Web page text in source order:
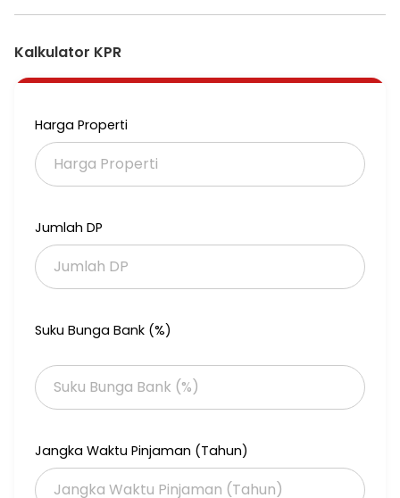
Luas Bangunan 101m2
2 Bathrooms
Full Furnished
Facility:
court, indoor table tennis court, indoor badminton court, fitness
Hubungi:
Kalkulator KPR
Harga Properti
Jumlah DP
Suku Bunga Bank (%)
Jangka Waktu Pinjaman (Tahun)